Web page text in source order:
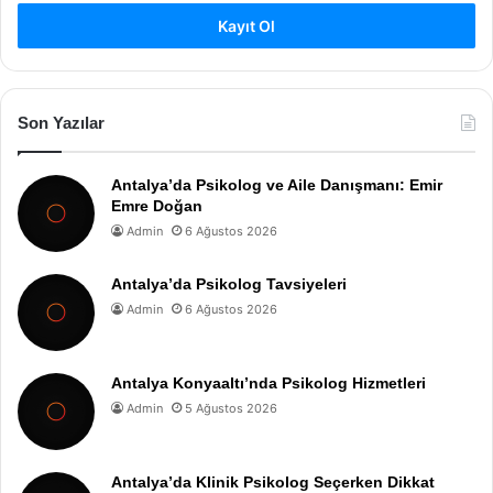
Kayıt Ol
Son Yazılar
Antalya’da Psikolog ve Aile Danışmanı: Emir
Emre Doğan
Admin 6 Ağustos 2026
Antalya’da Psikolog Tavsiyeleri
Admin 6 Ağustos 2026
Antalya Konyaaltı’nda Psikolog Hizmetleri
Admin 5 Ağustos 2026
Antalya’da Klinik Psikolog Seçerken Dikkat